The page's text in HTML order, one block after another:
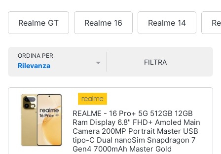
home
Videogiochi
e
musica
Clima
Vedi
tutti
Tecnologia
Apple
Watch
Smartwatch
Watch
batterie capienti e ricarica rapida, ideali per uso quotidiano,
lavoro e gaming. Grazie a un’offerta così ampia, realme si
Realme GT Realme 16 Realme 14
ORDINA PER
Rilevanza
FILTRA
REALME - 16 Pro+ 5G 512GB 12GB
Ram Display 6.8" FHD+ Amoled Main
Camera 200MP Portrait Master USB
tipo-C Dual nanoSim Snapdragon 7
Gen4 7000mAh Master Gold